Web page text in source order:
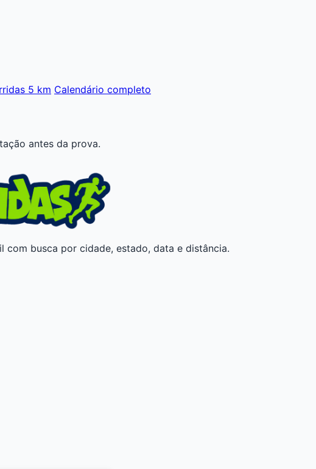
5 km Calendário completo
antes da prova.
com busca por cidade, estado, data e distância.